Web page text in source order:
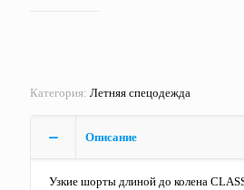
Категория: Летняя спецодежда
Описание
Узкие шорты длиной до колена